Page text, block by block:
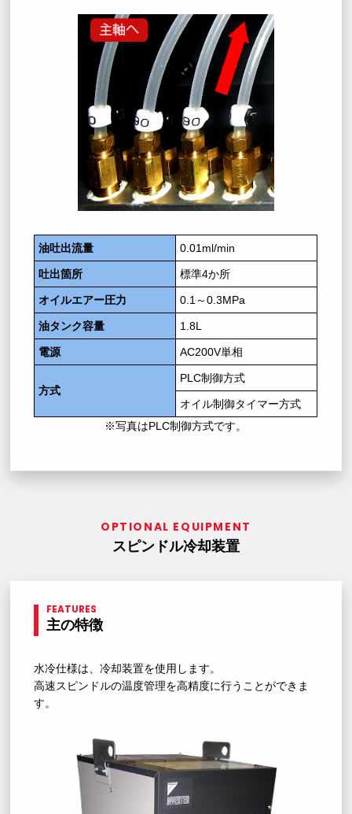
油吐出流量 0.01ml/min
吐出箇所 標準4か所
オイルエアー圧力 0.1～0.3MPa
油タンク容量 1.8L
電源 AC200V単相
方式
PLC制御方式
オイル制御タイマー方式
※写真はPLC制御方式です。
OPTIONAL EQUIPMENT
スピンドル冷却装置
FEATURES
主の特徴
水冷仕様は、冷却装置を使用します。
高速スピンドルの温度管理を高精度に行うことができま
す。